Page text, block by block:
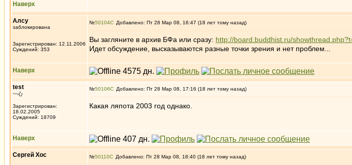
Наверх
Алсу
заблокирована
Зарегистрирован: 12.11.2006
Суждений: 353
№50104 Добавлено: Пт 28 Мар 08, 16:47 (18 лет тому назад)
Вы загляните в архив БФа или сразу: http://board.buddhist.ru/
Идет обсуждение, высказываются разные точки зрения и нет проблем...
Наверх
test
一心
Зарегистрирован:
18.02.2005
Суждений: 18709
№50106 Добавлено: Пт 28 Мар 08, 17:16 (18 лет тому назад)
Какая ляпота 2003 год однако.
Наверх
Сергей Хос №50110 Добавлено: Пт 28 Мар 08, 18:40 (18 лет тому назад)